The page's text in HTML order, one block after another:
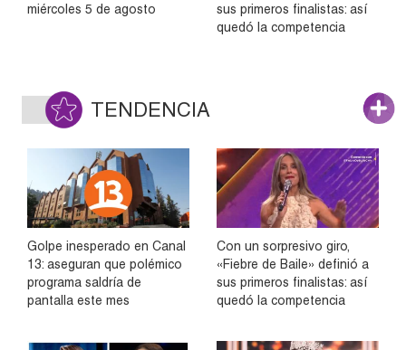
miércoles 5 de agosto
sus primeros finalistas: así
quedó la competencia
TENDENCIA
Golpe inesperado en Canal
13: aseguran que polémico
programa saldría de
pantalla este mes
Con un sorpresivo giro,
«Fiebre de Baile» definió a
sus primeros finalistas: así
quedó la competencia